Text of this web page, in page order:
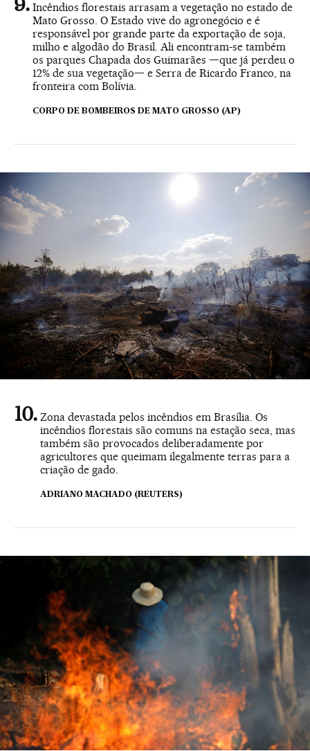
Incêndios florestais arrasam a vegetação no estado de
Mato Grosso. O Estado vive do agronegócio e é
responsável por grande parte da exportação de soja,
milho e algodão do Brasil. Ali encontram-se também
os parques Chapada dos Guimarães —que já perdeu o
12% de sua vegetação— e Serra de Ricardo Franco, na
fronteira com Bolívia.
CORPO DE BOMBEIROS DE MATO GROSSO (AP)
Zona devastada pelos incêndios em Brasília. Os
incêndios florestais são comuns na estação seca, mas
também são provocados deliberadamente por
agricultores que queimam ilegalmente terras para a
criação de gado.
ADRIANO MACHADO (REUTERS)